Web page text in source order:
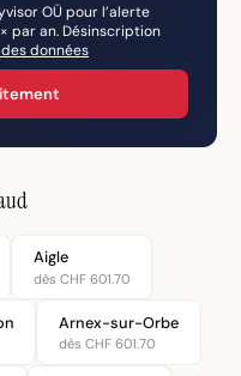
OÜ pour l’alerte
par an. Désinscription
données
Aigle
dès CHF 601.70
Arnex-sur-Orbe
dès CHF 601.70